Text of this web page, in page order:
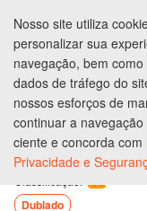
Ingressos
Anaconda
Dublado
Nosso site utiliza
personalizar sua
navegação, bem
dados de tráfego do
nossos esforços de
continuar a
ciente e concorda com
Privacidade e